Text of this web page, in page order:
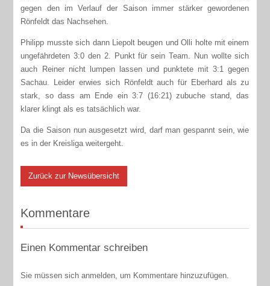
gegen den im Verlauf der Saison immer stärker gewordenen
Rönfeldt das Nachsehen.
Philipp musste sich dann Liepolt beugen und Olli holte mit einem
ungefährdeten 3:0 den 2. Punkt für sein Team. Nun wollte sich
auch Reiner nicht lumpen lassen und punktete mit 3:1 gegen
Sachau. Leider erwies sich Rönfeldt auch für Eberhard als zu
stark, so dass am Ende ein 3:7 (16:21) zubuche stand, das
klarer klingt als es tatsächlich war.
Da die Saison nun ausgesetzt wird, darf man gespannt sein, wie
es in der Kreisliga weitergeht.
Zurück zur Newsübersicht
Kommentare
Einen Kommentar schreiben
Sie müssen sich anmelden, um Kommentare hinzuzufügen.